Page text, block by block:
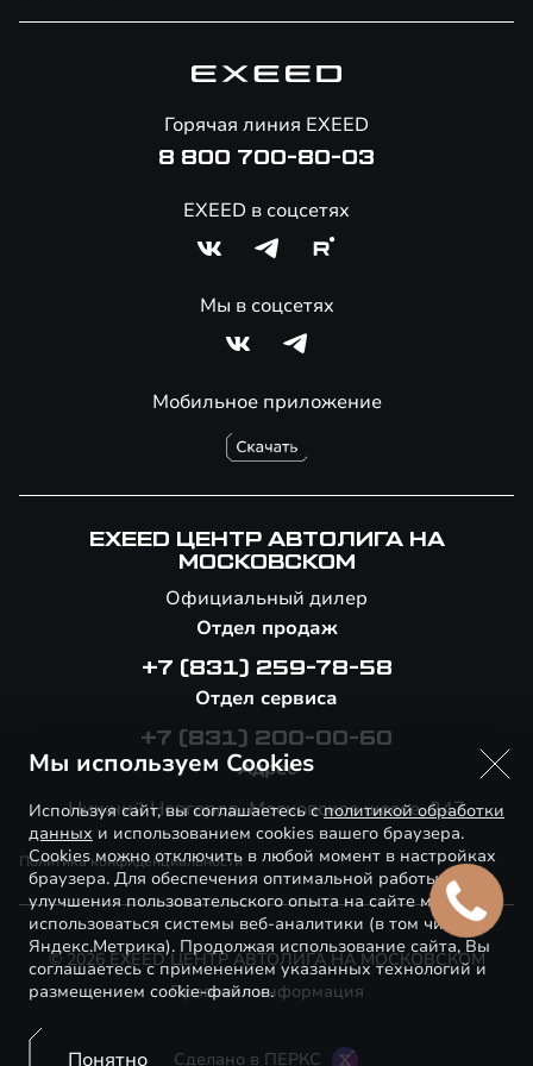
Помощь на дорогах
Мобильное приложение
Горячая линия EXEED
8 800 700-80-03
EXEED в соцсетях
Мы в соцсетях
EXEED ЦЕНТР АВТОЛИГА НА
МОСКОВСКОМ
Официальный дилер
Отдел продаж
+7 (831) 259-78-58
Отдел сервиса
+7 (831) 200-00-60
Адрес
Нижний Новгород, Московское шоссе, 247
Политика конфиденциальности
© 2026 EXEED ЦЕНТР АВТОЛИГА НА МОСКОВСКОМ
Правовая информация
Сделано в ПЕРКС
Мы используем Cookies
Используя сайт, вы соглашаетесь сполитикой обработки
данных и использованием cookies вашего браузера.
Cookies можно отключить в любой момент в настройках
браузера. Для обеспечения оптимальной работы и
улучшения пользовательского опыта на сайте могут
использоваться системы веб-аналитики (в том числе
Яндекс.Метрика). Продолжая использование сайта, Вы
соглашаетесь с применением указанных технологий и
размещением cookie-файлов.
Понятно